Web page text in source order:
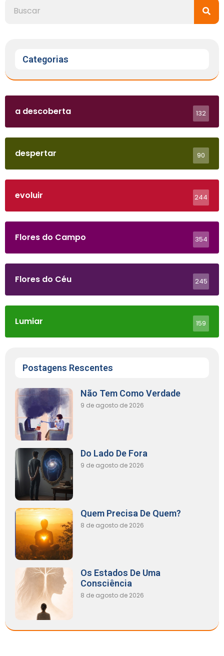
Categorias
a descoberta 132
despertar 90
evoluir 244
Flores do Campo 354
Flores do Céu 245
Lumiar 159
Postagens Rescentes
Não Tem Como Verdade
9 de agosto de 2026
Do Lado De Fora
9 de agosto de 2026
Quem Precisa De Quem?
8 de agosto de 2026
Os Estados De Uma
Consciência
8 de agosto de 2026